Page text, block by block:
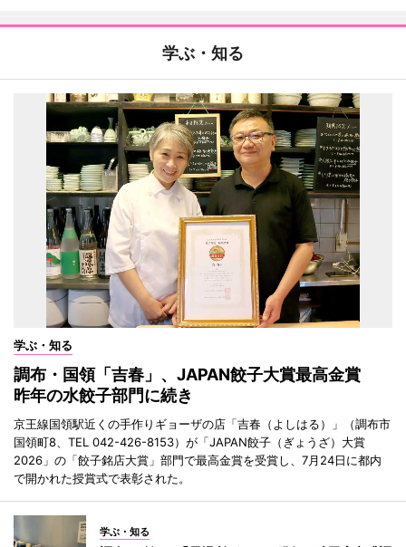
学ぶ・知る
学ぶ・知る
調布・国領「吉春」、JAPAN餃子大賞最高金賞
昨年の水餃子部門に続き
京王線国領駅近くの手作りギョーザの店「吉春（よしはる）」（調布市
国領町8、TEL 042-426-8153）が「JAPAN餃子（ぎょうざ）大賞
2026」の「餃子銘店大賞」部門で最高金賞を受賞し、7月24日に都内
で開かれた授賞式で表彰された。
学ぶ・知る